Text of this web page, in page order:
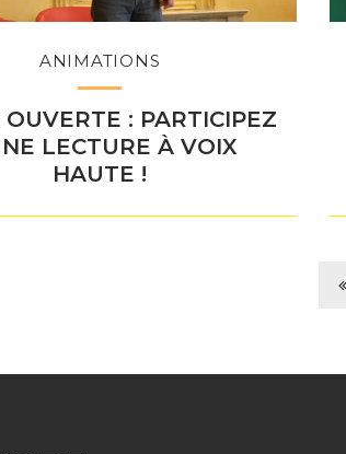
ANIMATIONS
OUVERTE : PARTICIPEZ
LECTURE À VOIX
HAUTE !